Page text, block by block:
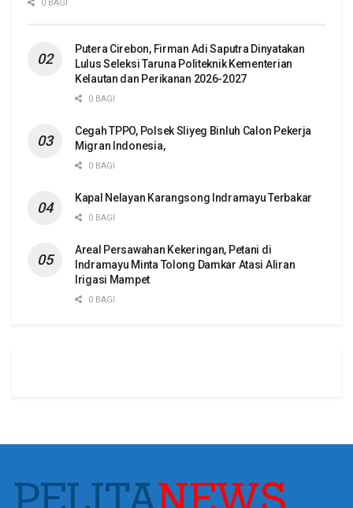
0 BAGI
Putera Cirebon, Firman Adi Saputra Dinyatakan
Lulus Seleksi Taruna Politeknik Kementerian
Kelautan dan Perikanan 2026-2027
0 BAGI
Cegah TPPO, Polsek Sliyeg Binluh Calon Pekerja
Migran Indonesia,
0 BAGI
Kapal Nelayan Karangsong Indramayu Terbakar
0 BAGI
Areal Persawahan Kekeringan, Petani di
Indramayu Minta Tolong Damkar Atasi Aliran
Irigasi Mampet
0 BAGI